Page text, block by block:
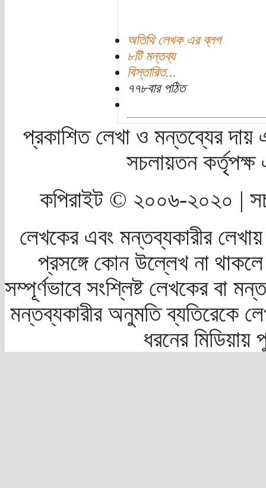
অতিথি লেখক এর ব্লগ
৮টি মন্তব্য
বিস্তারিত...
৭৭৮বার পঠিত
প্রকাশিত লেখা ও মন্তব্যের দায়
সচলায়তন
কপিরাইট © ২০০৬-২০২০ |
লেখকের এবং মন্তব্যকারীর
প্রসঙ্গে কোন উল্লেখ না
সম্পূর্ণভাবে সংশ্লিষ্ট লেখকের বা
মন্তব্যকারীর অনুমতি ব্যতিরেকে
ধরনের মিডিয়ায়